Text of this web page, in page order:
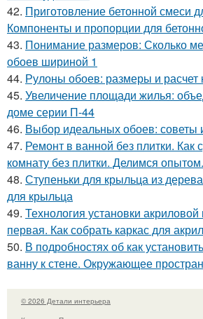
42. Приготовление бетонной смеси
Компоненты и пропорции для
43. Понимание размеров: Сколько
обоев шириной 1
44. Рулоны обоев: размеры и расчет
45. Увеличение площади жилья:
доме серии П-44
46. Выбор идеальных обоев: советы
47. Ремонт в ванной без плитки. Как
комнату без плитки. Делимся опытом.
48. Ступеньки для крыльца из
для крыльца
49. Технология установки
первая. Как собрать каркас для
50. В подробностях об как
ванну к стене. Окружающее
© 2026 Детали интерьера